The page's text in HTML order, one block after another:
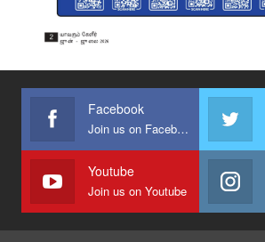
Facebook
Join us on Facebook
Youtube
Join us on Youtube